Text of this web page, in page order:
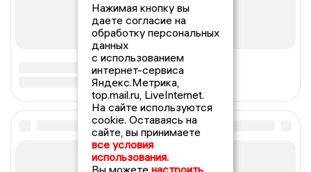
Нажимая кнопку вы
даете согласие на
обработку персональных
данных
с использованием
интернет-сервиса
Яндекс.Метрика,
top.mail.ru, LiveInternet.
На сайте используются
cookie. Оставаясь на
сайте, вы принимаете
все условия
использования.
Вы можете настроить